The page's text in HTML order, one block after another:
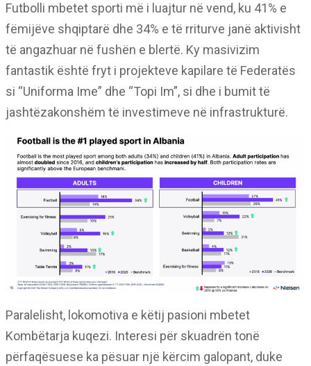
Futbolli mbetet sporti më i luajtur në vend, ku 41% e
fëmijëve shqiptarë dhe 34% e të rriturve janë aktivisht
të angazhuar në fushën e blertë. Ky masivizim
fantastik është fryt i projekteve kapilare të Federatës
si “Uniforma Ime” dhe “Topi Im”, si dhe i bumit të
jashtëzakonshëm të investimeve në infrastrukturë.
Paralelisht, lokomotiva e këtij pasioni mbetet
Kombëtarja kuqezi. Interesi për skuadrën tonë
përfaqësuese ka pësuar një kërcim galopant, duke